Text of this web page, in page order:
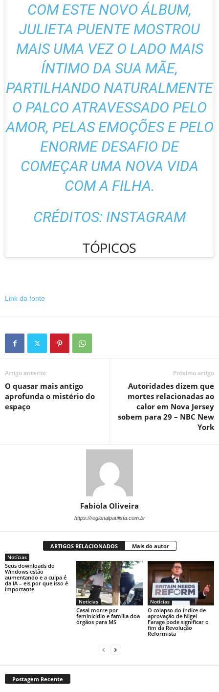
COM ESTE NOVO ÁLBUM,
JULIETA PUENTE MOSTROU
MAIS UMA VEZ O LADO MAIS
ÍNTIMO DA SUA MÃE,
PARTILHANDO NATURALMENTE
O PALCO ATRAVESSADO PELO
AMOR, PELAS EMOÇÕES E PELO
ENORME DESAFIO DE
COMEÇAR UMA NOVA VIDA
COM A FILHA.
CRÉDITOS: INSTAGRAM
TÓPICOS
Link da fonte
Artigo anterior
O quasar mais antigo
aprofunda o mistério do
espaço
Próximo artigo
Autoridades dizem que
mortes relacionadas ao
calor em Nova Jersey
sobem para 29 – NBC New
York
Fabiola Oliveira
https://regionalpaulista.com.br
ARTIGOS RELACIONADOS Mais do autor
Notícias
Seus downloads do
Windows estão
aumentando e a culpa é
da IA ​​– eis por que isso é
importante
Notícias
Casal morre por
feminicídio e família doa
órgãos para MS
Notícias
O colapso do índice de
aprovação de Nigel
Farage pode significar o
fim da Revolução
Reformista
Postagem Recente